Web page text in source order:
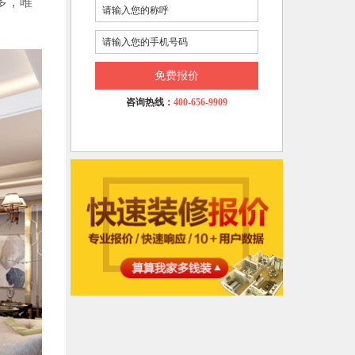
免费报价
咨询热线： 400-656-9909